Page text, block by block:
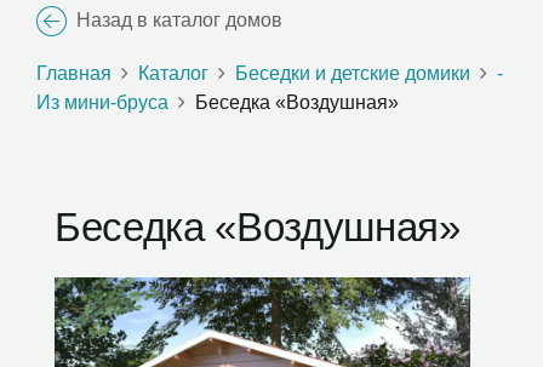
Назад в каталог домов
Главная Каталог Беседки и детские домики
-
Из мини-бруса
Беседка «Воздушная»
Беседка «Воздушная»